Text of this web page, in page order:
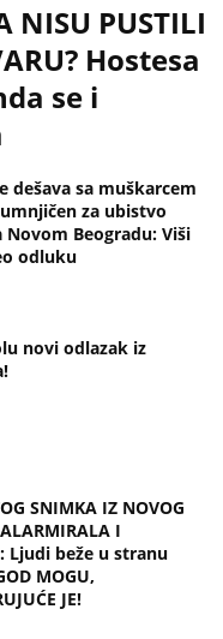
NISU PUSTILI
Hostesa
se i
dešava sa muškarcem
za ubistvo
Novom Beogradu: Viši
odluku
novi odlazak iz
SNIMKA IZ NOVOG
I
Ljudi beže u stranu
MOGU,
JE!